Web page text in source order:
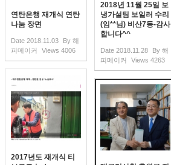
2018년 11월 25일 보
냉가설팀 보일러 수리
(임**님) 비산7동-감사
합니다^^
Date 2018.11.28 By 해
피메이커
Views 4263
연탄은행 재개식 연탄
나눔 장면
Date 2018.11.03 By 해
피메이커
Views 4006
2017년도 재개식 티